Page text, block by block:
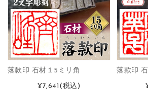
落款印 石材１5ミリ角
¥7,641 (税込)
落款印